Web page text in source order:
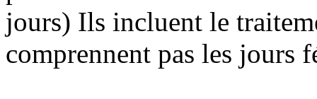
jours) Ils incluent le
comprennent pas les jours